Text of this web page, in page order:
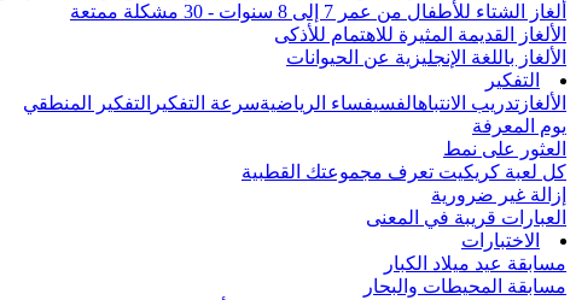
ألغاز الشتاء للأطفال من عمر 7 إلى 8 سنوات - 30 مشكلة ممتعة
الألغاز القديمة المثيرة للاهتمام للأذكى
الألغاز باللغة الإنجليزية عن الحيوانات
التفكير
الألغاز تدريب الانتباهالفسيفساء الرياضيةسرعة التفكير التفكير المنطقي
يوم المعرفة
العثور على نمط
كل لعبة كريكيت تعرف مجموعتك القطبية
إزالة غير ضرورية
العبارات قريبة في المعنى
الاختبارات
مسابقة عيد ميلاد الكبار
مسابقة المحيطات والبحار